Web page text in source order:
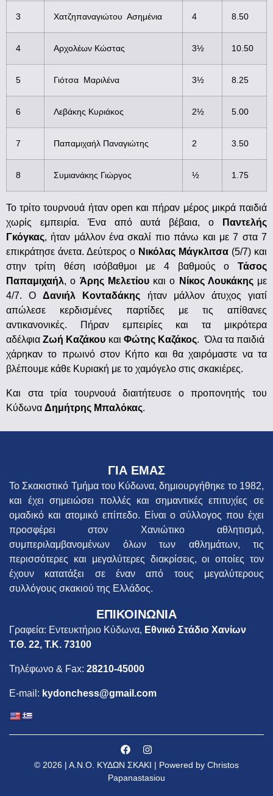
3 Χατζηπαναγιώτου Ασημένια 4 8.50
4 Αρχολέων Κώστας 3½ 10.50
5 Γιότσα Μαριλένα 3½ 8.25
6 Λεβάκης Κυριάκος 2½ 5.00
7 Παπαμιχαήλ Παναγιώτης 2 3.50
8 Συμιανάκης Γιώργος ½ 1.75
Το τρίτο τουρνουά ήταν open και πήραν μέρος μικρά παιδιά
χωρίς εμπειρία. Ένα από αυτά βέβαια, ο
Παντελής
Γκόγκας, ήταν μάλλον ένα σκαλί πιο πάνω και με 7 στα 7
επικράτησε άνετα. Δεύτερος ο Νικόλας Μάγκλιτσα (5/7) και
στην τρίτη θέση ισόβαθμοι με 4 βαθμούς ο Τάσος
Παπαμιχαήλ, ο Άρης Μελετίουκαι ο Νίκος Λουκάκηςμε
4/7. ΟΔανιήλ Κονταδάκης ήταν μάλλον άτυχος γιατί
απώλεσε κερδισμένες παρτίδες με τις απίθανες
αντικανονικές. Πήραν εμπειρίες και τα μικρότερα
αδέλφιαΖωή Καζάκου και Φώτης Καζάκος. Όλα τα παιδιά
χάρηκαν το πρωινό στον Κήπο και θα χαιρόμαστε να τα
βλέπουμε κάθε Κυριακή με το χαμόγελο στις σκακιέρες.
Και στα τρία τουρνουά διαιτήτευσε ο προπονητής του
Κύδωνα Δημήτρης Μπαλόκας.
ΓΙΑ ΕΜΑΣ
Το Σκακιστικό Τμήμα του Κύδωνα, δημιουργήθηκε το 1982,
και έχει σημειώσει πολλές και σημαντικές επιτυχίες σε
ομαδικό και ατομικό επίπεδο. Είναι ο σύλλογος που έχει
προσφέρει στον Χανιώτικο αθλητισμό,
συμπεριλαμβανομένων όλων των αθλημάτων, τις
περισσότερες και μεγαλύτερες διακρίσεις, οι οποίες τον
έχουν κατατάξει σε έναν από τους μεγαλύτερους
συλλόγους σκακιού της Ελλάδος.
ΕΠΙΚΟΙΝΩΝΙΑ
Γραφεία: Εντευκτήριο Κύδωνα, Εθνικό Στάδιο Χανίων
Τ.Θ. 22, Τ.Κ. 73100
Τηλέφωνο & Fax: 28210-45000
E-mail: kydonchess@gmail.com
© 2026 | Α.Ν.Ο. ΚΥΔΩΝ ΣΚΑΚΙ | Powered by Christos
Papanastasiou